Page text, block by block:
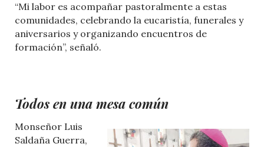
“Mi labor es acompañar pastoralmente a estas
comunidades, celebrando la eucaristía, funerales y
aniversarios y organizando encuentros de
formación”, señaló.
Todos en una mesa común
Monseñor Luis
Saldaña Guerra,